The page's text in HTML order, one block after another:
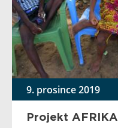
9. prosince 2019
Projekt AFRIKA